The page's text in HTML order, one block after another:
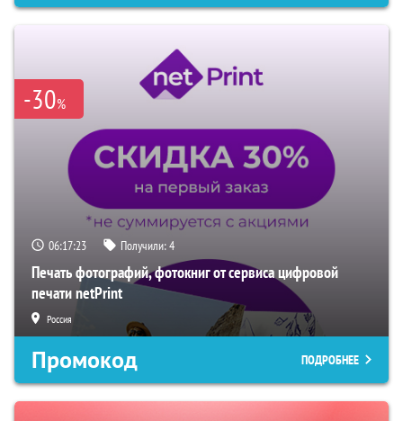
-30%
06:17:21 Получили:4
Печать фотографий, фотокниг от сервиса цифровой
печати netPrint
Россия
Промокод ПОДРОБНЕЕ